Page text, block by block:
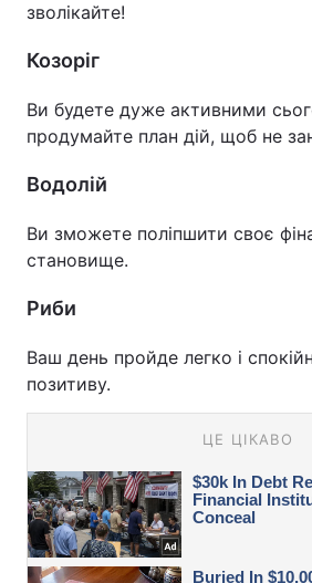
зволікайте!
Козоріг
Ви будете дуже активними
продумайте план дій, щоб не
Водолій
Ви зможете поліпшити своє
становище.
Риби
Ваш день пройде легко і
позитиву.